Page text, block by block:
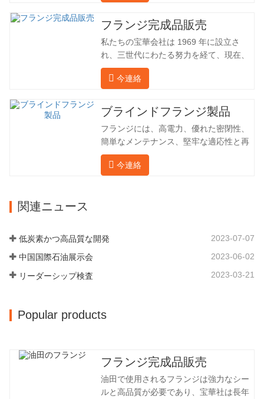
社は海外の顧客と直接輸出入し、第三者
手数料を回避して、強力な製品品質と低
価格を確保したいと考えています。以下
の表はこの製品の情報です。以下に当社
の簡単な紹介をさせていただきます。 材
に設立され、三世代にわたる努力を経
て、現在、敷地面積は 50,…
フランジ完成品販売
私たちの宝華会社は 1969 年に設立さ
れ、三世代にわたる努力を経て、現在、
敷地面積は 50,000 平方メートル、建築
面積は 25,000 平方メートルです。従業
は 46 名です。鍛造品の年間生産量は3万
トン。主に自動車、油圧機械、風力発
電、石油機械部品、建設機械、鉱業、冶
金、造船機械などの産業で関連アクセサ
リーを生産しています。販売される製品
は国内外向けです。同社は独自の技術研
ーは、同じ業界で 15…
今連絡
ブラインドフランジ製品
フランジには、高電力、優れた密閉性、
簡単なメンテナンス、堅牢な適応性と再
利用性という恩恵があり、パイプライン
システムにとって不可欠かつ不可欠な要
50,000平方メートル、建物周囲の面積は
25,000平方メートルです。従業員数は
260 名、エンジニアリング技術者は 46
今連絡
関連ニュース
低炭素かつ高品質な開発 2023-07-07
中国国際石油展示会 2023-06-02
リーダーシップ検査 2023-03-21
Popular products
フランジ完成品販売
油田で使用されるフランジは強力なシー
ルと高品質が必要であり、宝華社は長年